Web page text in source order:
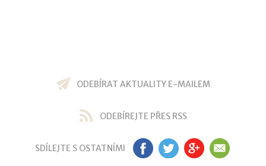
ODEBÍRAT AKTUALITY E-MAILEM
ODEBÍREJTE PŘES RSS
SDÍLEJTE S OSTATNÍMI FB TW GP EM